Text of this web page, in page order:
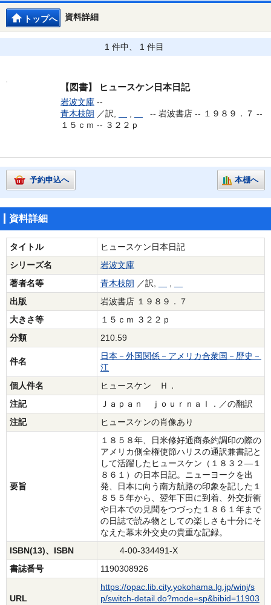
資料詳細
トップへ
1 件中、 1 件目
【図書】 ヒュースケン日本日記
岩波文庫 --
青木枝朗 ／訳, , -- 岩波書店 -- １９８９．７ --
１５ｃｍ -- ３２２ｐ
予約申込へ 本棚へ
資料詳細
タイトル
ヒュースケン日本日記
シリーズ名
岩波文庫
著者名等
青木枝朗 ／訳,
,
出版
岩波書店 １９８９．７
大きさ等
１５ｃｍ ３２２ｐ
分類
210.59
件名
日本－外国関係－アメリカ合衆国－歴史－
江
個人件名
ヒュースケン Ｈ．
注記
Ｊａｐａｎ ｊｏｕｒｎａｌ．／の翻訳
注記
ヒュースケンの肖像あり
要旨
１８５８年、日米修好通商条約調印の際の
アメリカ側全権使節ハリスの通訳兼書記と
して活躍したヒュースケン（１８３２―１
８６１）の日本日記。ニューヨークを出
発、日本に向う南方航路の印象を記した１
８５５年から、翌年下田に到着、外交折衝
や日本での見聞をつづった１８６１年まで
の日誌で読み物としての楽しさも十分にそ
なえた幕末外交史の貴重な記録。
ISBN(13)、ISBN
4-00-334491-X
書誌番号
1190308926
URL
https://opac.lib.city.yokohama.lg.jp/winj/s
p/switch-detail.do?mode=sp&bibid=11903